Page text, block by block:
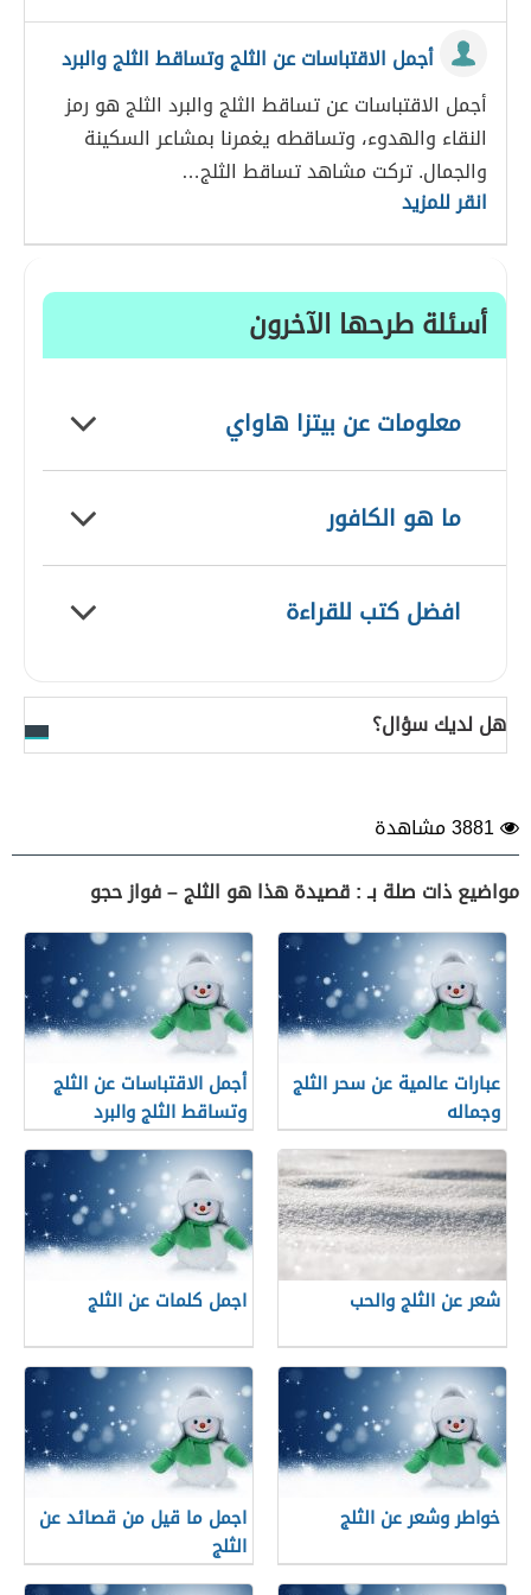
أجمل الاقتباسات عن الثلج وتساقط الثلج والبرد
أجمل الاقتباسات عن تساقط الثلج والبرد الثلج هو رمز
النقاء والهدوء، وتساقطه يغمرنا بمشاعر السكينة
والجمال. تركت مشاهد تساقط الثلج…
انقر للمزيد
أسئلة طرحها الآخرون
معلومات عن بيتزا هاواي
ما هو الكافور
افضل كتب للقراءة
هل لديك سؤال؟
مواضيع ذات صلة بـ : قصيدة هذا هو الثلج – فواز حجو
عبارات عالمية عن سحر الثلج
وجماله
أجمل الاقتباسات عن الثلج
وتساقط الثلج والبرد
شعر عن الثلج والحب اجمل كلمات عن الثلج
خواطر وشعر عن الثلج
اجمل ما قيل من قصائد عن
الثلج